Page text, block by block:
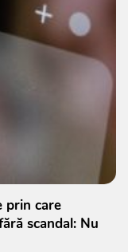
prin care
scandal: Nu